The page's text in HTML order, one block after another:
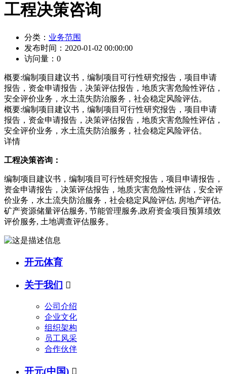
工程决策咨询
分类： 业务范围
发布时间： 2020-01-02 00:00:00
访问量： 0
概要:编制项目建议书，编制项目可行性研究报告，项目申请
报告，资金申请报告，决策评估报告，地质灾害危险性评估，
安全评价业务，水土流失防治服务，社会稳定风险评估。
概要:编制项目建议书，编制项目可行性研究报告，项目申请
报告，资金申请报告，决策评估报告，地质灾害危险性评估，
安全评价业务，水土流失防治服务，社会稳定风险评估。
详情
工程决策咨询：
编制项目建议书，编制项目可行性研究报告，项目申请报告，
资金申请报告，决策评估报告，地质灾害危险性评估，安全评
价业务，水土流失防治服务，社会稳定风险评估, 房地产评估,
矿产资源储量评估服务, 节能管理服务,政府资金项目预算绩效
评价服务, 土地调查评估服务。
开元体育
关于我们 
公司介绍
企业文化
组织架构
员工风采
合作伙伴
开元(中国) 